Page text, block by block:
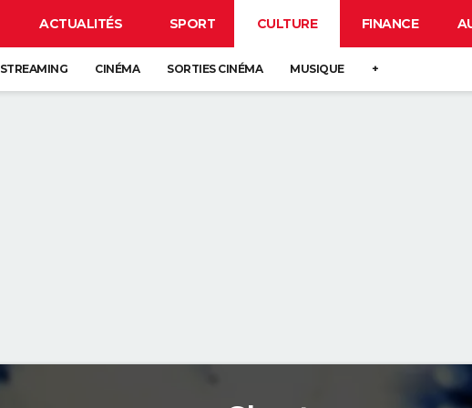
ACTUALITÉS SPORT CULTURE FINANCE
STREAMING CINÉMA SORTIES CINÉMA MUSIQUE +